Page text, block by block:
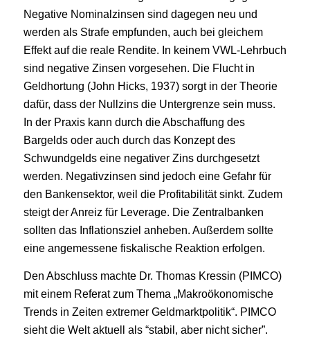
Negative Nominalzinsen sind dagegen neu und
werden als Strafe empfunden, auch bei gleichem
Effekt auf die reale Rendite. In keinem VWL-Lehrbuch
sind negative Zinsen vorgesehen. Die Flucht in
Geldhortung (John Hicks, 1937) sorgt in der Theorie
dafür, dass der Nullzins die Untergrenze sein muss.
In der Praxis kann durch die Abschaffung des
Bargelds oder auch durch das Konzept des
Schwundgelds eine negativer Zins durchgesetzt
werden. Negativzinsen sind jedoch eine Gefahr für
den Bankensektor, weil die Profitabilität sinkt. Zudem
steigt der Anreiz für Leverage. Die Zentralbanken
sollten das Inflationsziel anheben. Außerdem sollte
eine angemessene fiskalische Reaktion erfolgen.
Den Abschluss machte Dr. Thomas Kressin (PIMCO)
mit einem Referat zum Thema „Makroökonomische
Trends in Zeiten extremer Geldmarktpolitik“. PIMCO
sieht die Welt aktuell als “stabil, aber nicht sicher”.